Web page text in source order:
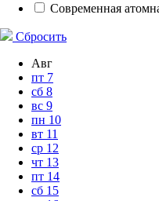
Современная
Сбросить
Авг
пт 7
сб 8
вс 9
пн 10
вт 11
ср 12
чт 13
пт 14
сб 15